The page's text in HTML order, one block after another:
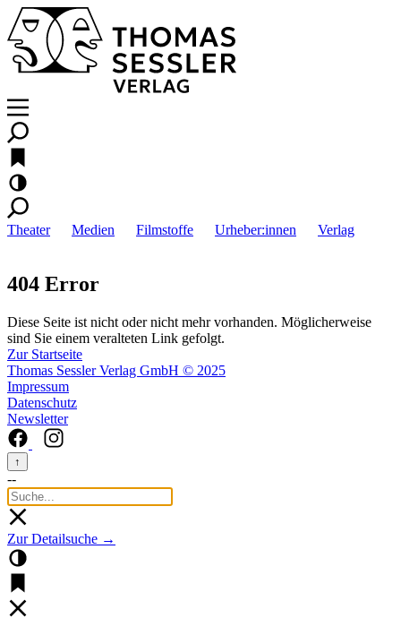
Theater Medien Filmstoffe Urheber:innen Verlag
404 Error
Diese Seite ist nicht oder nicht mehr vorhanden. Möglicherweise
sind Sie einem veralteten Link gefolgt.
Zur Startseite
Thomas Sessler Verlag GmbH © 2025
Impressum
Datenschutz
Newsletter
↑
--
Zur Detailsuche →